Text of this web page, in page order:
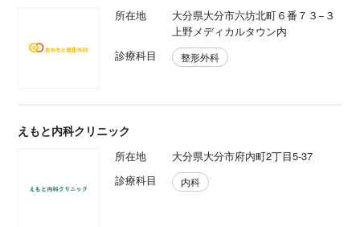
所在地
大分県大分市六坊北町６番７３−３
上野メディカルタウン内
診療科目
整形外科
えもと内科クリニック
所在地
大分県大分市府内町2丁目5-37
診療科目
内科